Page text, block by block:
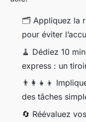
🗂️ Appliquez la
pour éviter
🧹 Dédiez 10
express : un
👨‍👩‍👧‍👦
des tâches
🔄 Réévaluez